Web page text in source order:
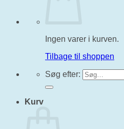
Ingen varer i kurven.
Tilbage til shoppen
Søg efter:
Kurv